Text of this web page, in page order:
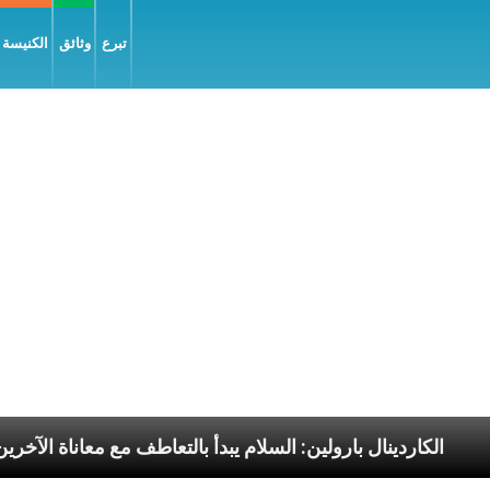
وثائق تبرع
الكاردينال بارولين: السلام يبدأ بالتعاطف مع